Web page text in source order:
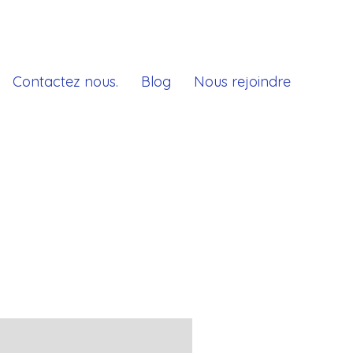
Contactez nous. Blog Nous rejoindre